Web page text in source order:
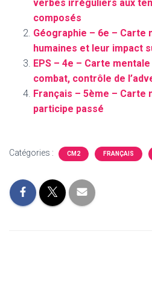
verbes irréguliers aux
composés
Géographie – 6e – Carte
humaines et leur impact
EPS – 4e – Carte
combat, contrôle de
Français – 5ème – Carte
participe passé
Catégories : CM2 FRANÇAIS